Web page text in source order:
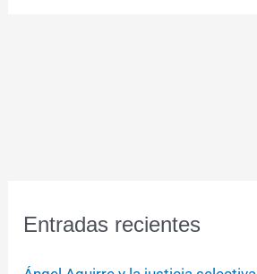
Entradas recientes